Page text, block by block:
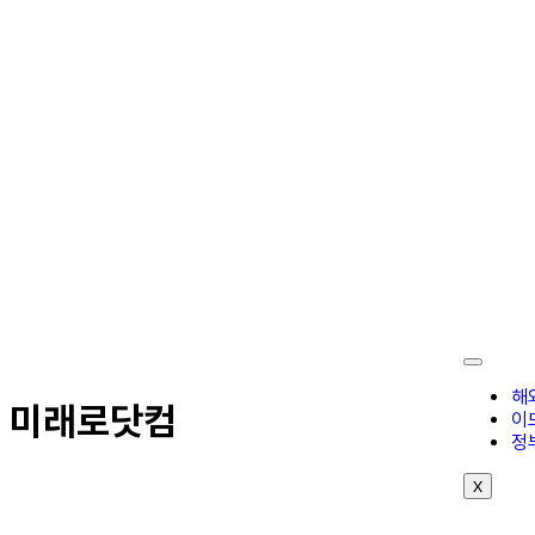
미래로닷컴
해
이
정
X